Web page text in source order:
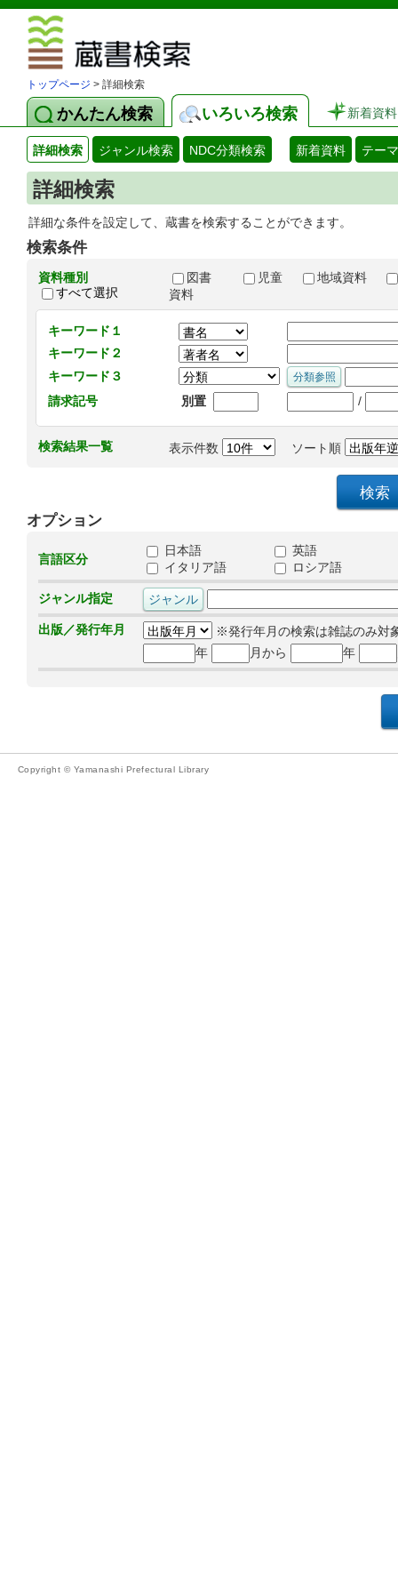
トップページ > 詳細検索
かんたん検索 いろいろ検索 新着資料
詳細検索 ジャンル検索 NDC分類検索 新着資料 テー
詳細検索
詳細な条件を設定して、蔵書を検索することができます。
検索条件
資料種別
すべて選択
図書 児童
地域資料
資料
キーワード１
キーワード２
キーワード３
請求記号
別置 /
検索結果一覧 表示件数 ソート順
オプション
言語区分
日本語
英語
イタリア語
ロシア語
ジャンル指定
出版／発行年月
※発行年月の検索は雑誌のみ対
年
月から 年
Copyright © Yamanashi Prefectural Library